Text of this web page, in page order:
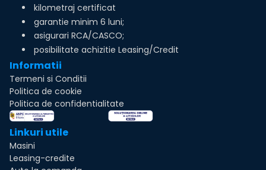
kilometraj certificat
garantie minim 6 luni;
asigurari RCA/CASCO;
posibilitate achizitie Leasing/Credit
Informatii
Termeni si Conditii
Politica de cookie
Politica de confidentialitate
Linkuri utile
Masini
Leasing-credite